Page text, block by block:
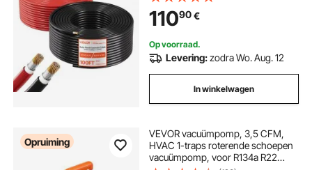
Fotovoltaïsche Systemen op Huis,
Voertuig, Camper, Boot, IP67
11090€
Op voorraad.
Levering:zodra Wo. Aug. 12
In winkelwagen
Opruiming
VEVOR vacuümpomp, 3,5 CFM,
HVAC 1-traps roterende schoepen
vacuümpomp, voor R134a R22